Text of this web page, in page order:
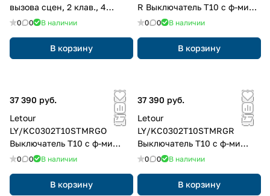
вызова сцен, 2 клав., 4
кнопки, пластик, квадр.,
0 0 В наличии
В корзину
R Выключатель Т10 с ф-ми
вызова сцен, 2 клав., 4
0 0 В наличии
В корзину
37 390 руб.
Letour
LY/KC0302T10STMRGO
Выключатель Т10 с ф-ми
вызова сцен, 3 клав., 6
0 0 В наличии
В корзину
37 390 руб.
Letour
LY/KC0302T10STMRGR
Выключатель Т10 с ф-ми
вызова сцен, 3 клав., 6
0 0 В наличии
В корзину